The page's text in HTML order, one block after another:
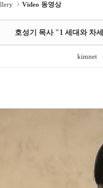
- kimnet
2025 - kimnet
Video 동영상
호성기 목사 "1 세대와 차
kimnet